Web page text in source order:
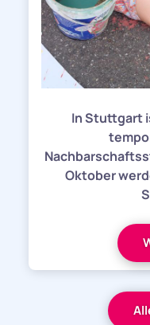
In Stuttgart
Oktober